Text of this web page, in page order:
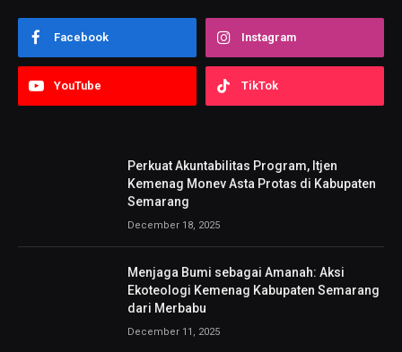
Facebook Instagram
YouTube TikTok
Perkuat Akuntabilitas Program, Itjen
Kemenag Monev Asta Protas di Kabupaten
Semarang
December 18, 2025
Menjaga Bumi sebagai Amanah: Aksi
Ekoteologi Kemenag Kabupaten Semarang
dari Merbabu
December 11, 2025